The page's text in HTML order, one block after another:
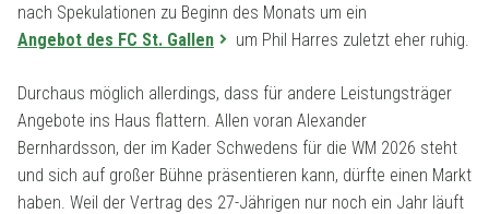
nach Spekulationen zu Beginn des Monats um ein
Angebot des FC St. Gallen
um Phil Harres zuletzt eher ruhig.
Durchaus möglich allerdings, dass für andere Leistungsträger
Angebote ins Haus flattern. Allen voran Alexander
Bernhardsson, der im Kader Schwedens für die WM 2026 steht
und sich auf großer Bühne präsentieren kann, dürfte einen Markt
haben. Weil der Vertrag des 27-Jährigen nur noch ein Jahr läuft